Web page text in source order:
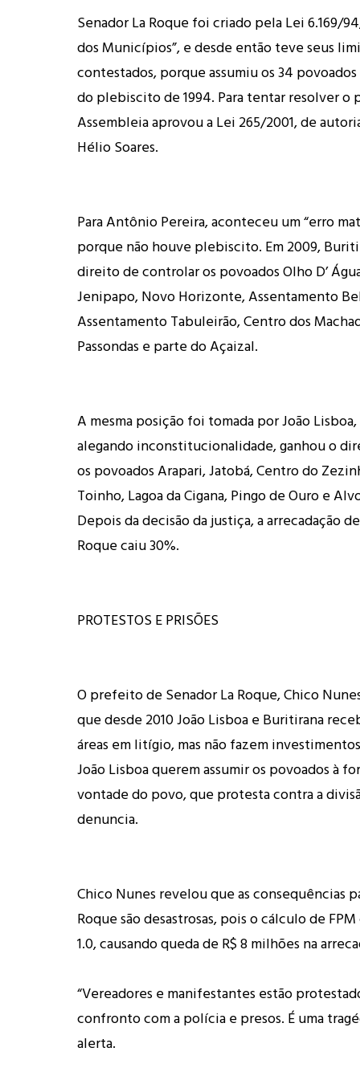
Senador La Roque foi criado pela Lei 6.169/
dos Municípios”, e desde então teve seus
contestados, porque assumiu os 34
do plebiscito de 1994. Para tentar resolver o
Assembleia aprovou a Lei 265/2001, de
Hélio Soares.
Para Antônio Pereira, aconteceu um “erro
porque não houve plebiscito. Em 2009,
direito de controlar os povoados Olho D’
Jenipapo, Novo Horizonte, Assentamento
Assentamento Tabuleirão, Centro dos
Passondas e parte do Açaizal.
A mesma posição foi tomada por João
alegando inconstitucionalidade, ganhou o
os povoados Arapari, Jatobá, Centro do
Toinho, Lagoa da Cigana, Pingo de Ouro e
Depois da decisão da justiça, a arrecadação
Roque caiu 30%.
PROTESTOS E PRISÕES
O prefeito de Senador La Roque, Chico
que desde 2010 João Lisboa e Buritirana
áreas em litígio, mas não fazem
João Lisboa querem assumir os povoados à
vontade do povo, que protesta contra a
denuncia.
Chico Nunes revelou que as consequências
Roque são desastrosas, pois o cálculo de
1.0, causando queda de R$ 8 milhões na
“Vereadores e manifestantes estão
confronto com a polícia e presos. É uma
alerta.